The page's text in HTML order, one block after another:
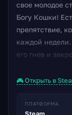
свое молодое
Богу Кошки!
препятствие,
каждой
его гнев и
способностями
ранчо, которое
🎮 Открыть в
ПЛАТФОРМА